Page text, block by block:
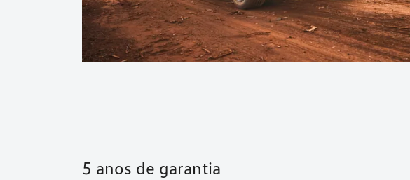
5 anos de garantia